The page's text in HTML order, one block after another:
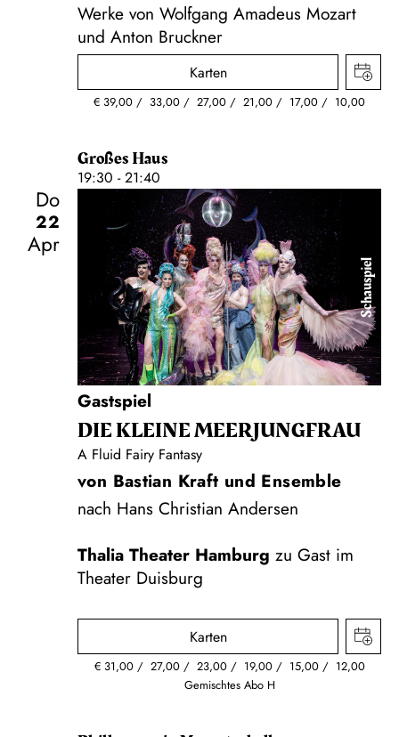
Werke von Wolfgang Amadeus Mozart
und Anton Bruckner
Karten
€ 39,00 33,00 27,00 21,00 17,00 10,00
Großes Haus
19:30 - 21:40
Do
22
Apr
Schauspiel
Gastspiel
DIE KLEINE MEERJUNGFRAU
A Fluid Fairy Fantasy
von Bastian Kraft und Ensemble
nach Hans Christian Andersen
Thalia Theater Hamburg zu Gast im
Theater Duisburg
Karten
€ 31,00 27,00 23,00 19,00 15,00
12,00
Gemischtes Abo H